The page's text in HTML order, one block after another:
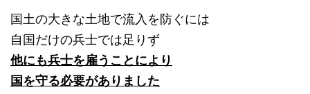
国土の大きな土地で流入を防ぐには
自国だけの兵士では足りず
他にも兵士を雇うことにより
国を守る必要がありました